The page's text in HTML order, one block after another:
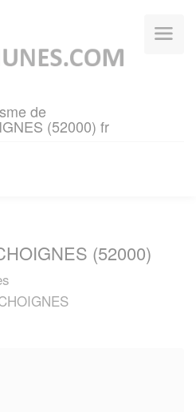
de
(52000) fr
(52000)